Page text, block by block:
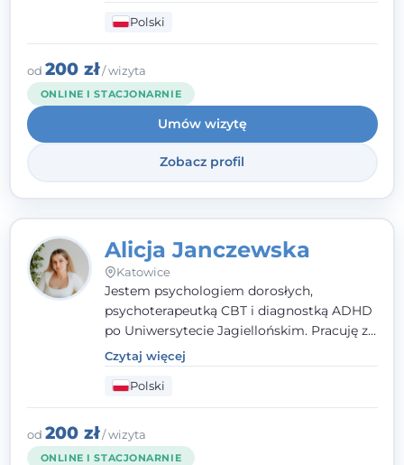
empatią, zrozumieniem i bez oceniania.
Daję przestrzeń do bycia sobą, bo wiem, że
w każdym człowieku jest coś wyjątkowego.
Polski
od 200 zł/ wizyta
ONLINE I STACJONARNIE
Umów wizytę
Zobacz profil
Alicja Janczewska
Katowice
Jestem psychologiem dorosłych,
psychoterapeutką CBT i diagnostką ADHD
po Uniwersytecie Jagiellońskim. Pracuję z
dorosłymi, młodzieżą i dziećmi, opierając
pomoc na zrozumieniu indywidualnych
potrzeb i więzi zbudowanej na zaufaniu.
Terapia to dla mnie bezpieczne miejsce, w
którym poczujesz się wysłuchany i
zrozumiany.
Czytaj więcej
Polski
od 200 zł/ wizyta
ONLINE I STACJONARNIE